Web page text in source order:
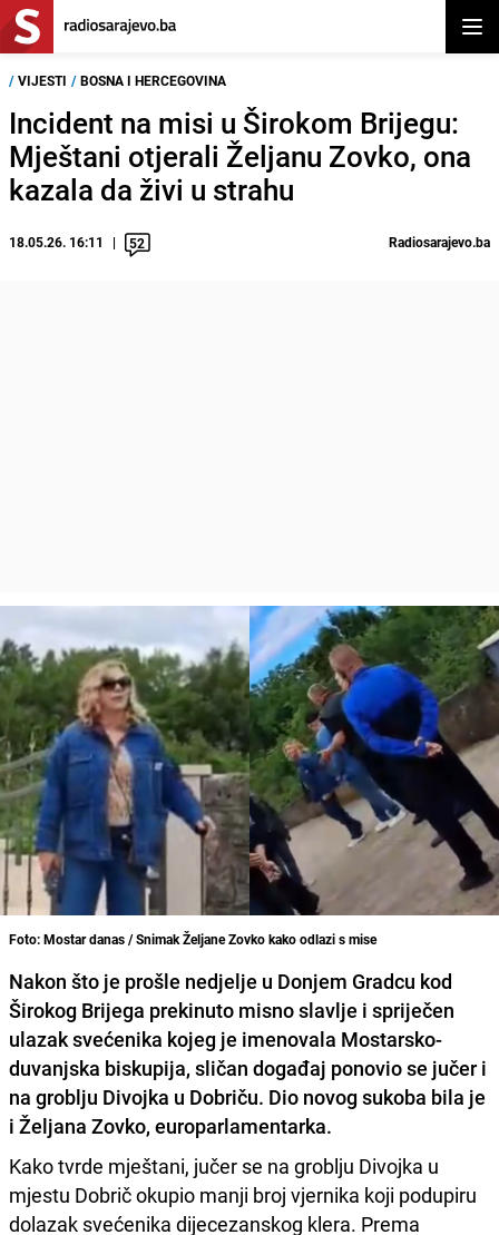
/ VIJESTI / BOSNA I HERCEGOVINA
Incident na misi u Širokom Brijegu:
Mještani otjerali Željanu Zovko, ona
kazala da živi u strahu
18.05.26. 16:11 52 Radiosarajevo.ba
Foto: Mostar danas / Snimak Željane Zovko kako odlazi s mise
Nakon što je prošle nedjelje u Donjem Gradcu kod
Širokog Brijega prekinuto misno slavlje i spriječen
ulazak svećenika kojeg je imenovala Mostarsko-
duvanjska biskupija, sličan događaj ponovio se jučer i
na groblju Divojka u Dobriču. Dio novog sukoba bila je
i Željana Zovko, europarlamentarka.
Kako tvrde mještani, jučer se na groblju Divojka u
mjestu Dobrič okupio manji broj vjernika koji podupiru
dolazak svećenika dijecezanskog klera. Prema